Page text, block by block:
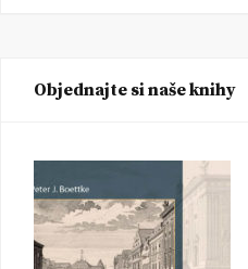
Objednajte si naše knihy